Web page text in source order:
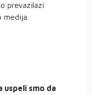
prevazilazi
uspeli smo da